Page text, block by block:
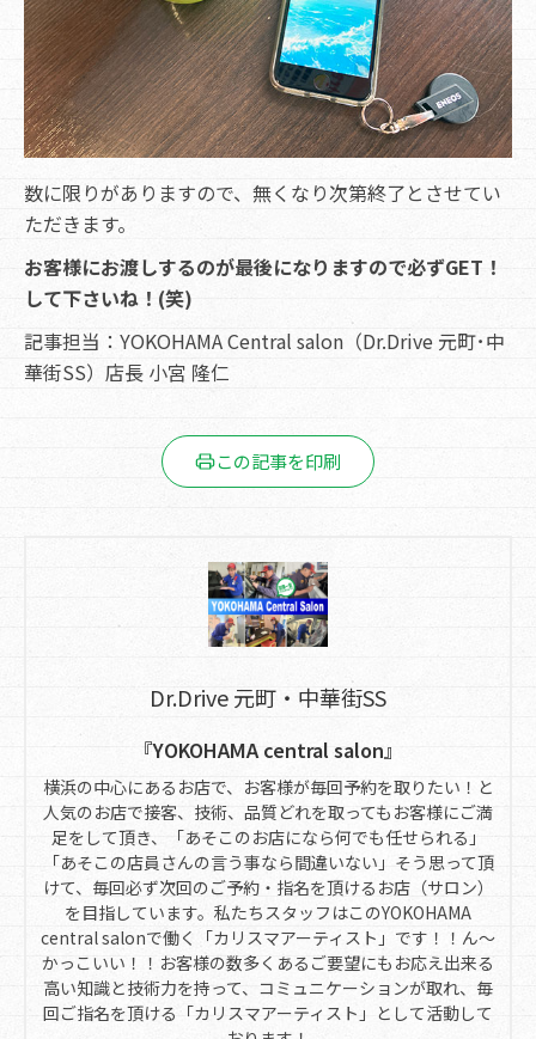
数に限りがありますので、無くなり次第終了とさせてい
ただきます。
お客様にお渡しするのが最後になりますので必ずGET！
して下さいね！(笑)
記事担当：YOKOHAMA Central salon（Dr.Drive 元町･中
華街SS）店長 小宮 隆仁
この記事を印刷
Dr.Drive 元町・中華街SS
『YOKOHAMA central salon』
横浜の中心にあるお店で、お客様が毎回予約を取りたい！と
人気のお店で接客、技術、品質どれを取ってもお客様にご満
足をして頂き、「あそこのお店になら何でも任せられる」
「あそこの店員さんの言う事なら間違いない」そう思って頂
けて、毎回必ず次回のご予約・指名を頂けるお店（サロン）
を目指しています。私たちスタッフはこのYOKOHAMA
central salonで働く「カリスマアーティスト」です！！ん～
かっこいい！！お客様の数多くあるご要望にもお応え出来る
高い知識と技術力を持って、コミュニケーションが取れ、毎
回ご指名を頂ける「カリスマアーティスト」として活動して